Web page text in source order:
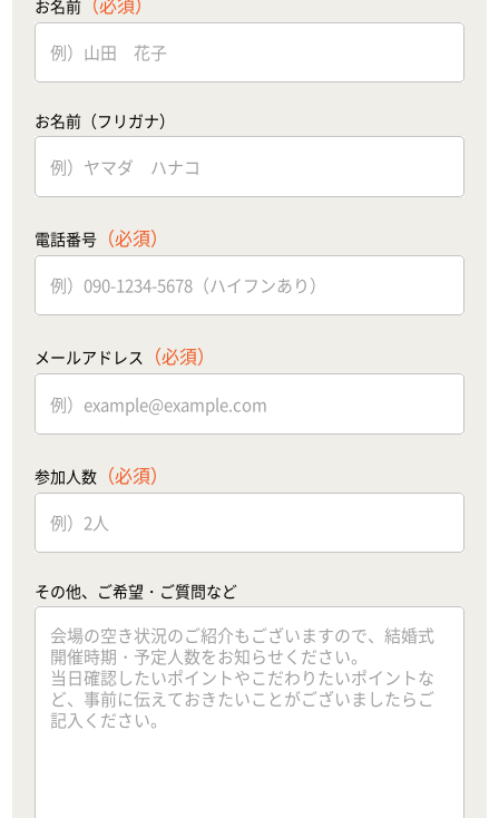
お名前
お名前（フリガナ）
電話番号 （必須）
メールアドレス （必須）
参加人数 （必須）
その他、ご希望・ご質問など